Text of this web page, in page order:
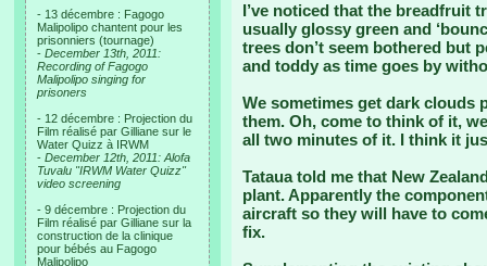
- 13 décembre : Fagogo
Malipolipo chantent pour les
prisonniers (tournage)
- December 13th, 2011:
Recording of Fagogo
Malipolipo singing for
prisoners
- 12 décembre : Projection du
Film réalisé par Gilliane sur le
Water Quizz à IRWM
- December 12th, 2011: Alofa
Tuvalu "IRWM Water Quizz"
video screening
- 9 décembre : Projection du
Film réalisé par Gilliane sur la
construction de la clinique
pour bébés au Fagogo
Malipolipo
I’ve noticed that the breadfruit
usually glossy green and
trees don’t seem bothered but
and toddy as time goes by
We sometimes get dark clouds
them. Oh, come to think of it,
all two minutes of it. I think it
Tataua told me that New
plant. Apparently the
aircraft so they will have to
fix.